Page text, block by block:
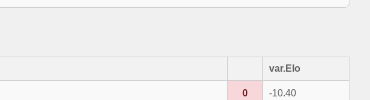
var.Elo
0 -10.40